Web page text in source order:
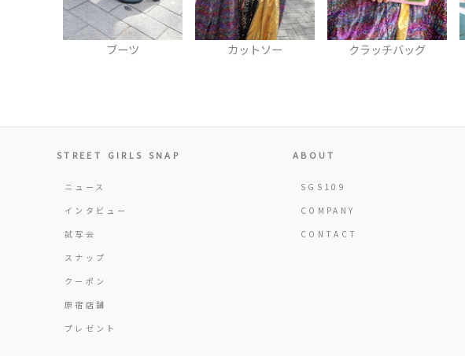
ブーツ カットソー クラッチバッグ
STREET GIRLS SNAP
ニュース
インタビュー
試写会
スナップ
クーポン
原宿店舗
プレゼント
ABOUT
SGS109
COMPANY
CONTACT